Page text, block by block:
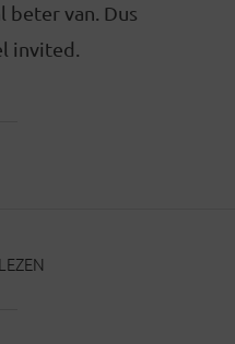
beter van. Dus
invited.